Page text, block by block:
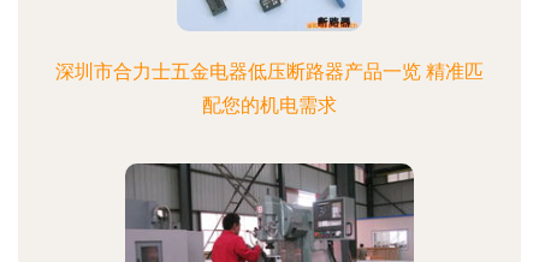
深圳市合力士五金电器低压断路器产品一览 精准匹
配您的机电需求